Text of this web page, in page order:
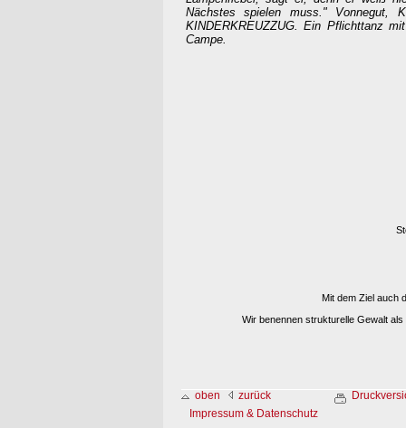
Nächstes spielen muss." Vonnegut,
KINDERKREUZZUG. Ein Pflichttanz
Campe.
Mit dem Ziel auch
Wir benennen strukturelle Gewalt
oben zurück
Impressum & Datenschutz